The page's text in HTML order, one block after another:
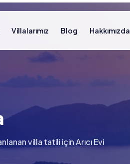
Villalarımız Blog Hakkımızda
villa tatili için Arıcı Evi